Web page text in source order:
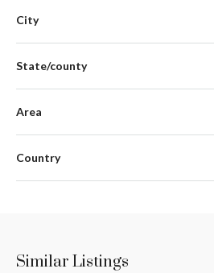
City
State/county
Area
Country
Similar Listings